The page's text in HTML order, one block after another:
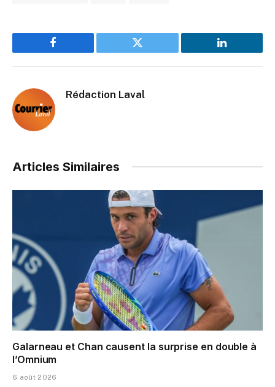
Facebook Twitter LinkedIn
Rédaction Laval
Articles Similaires
Galarneau et Chan causent la surprise en double à
l’Omnium
6 août 2026